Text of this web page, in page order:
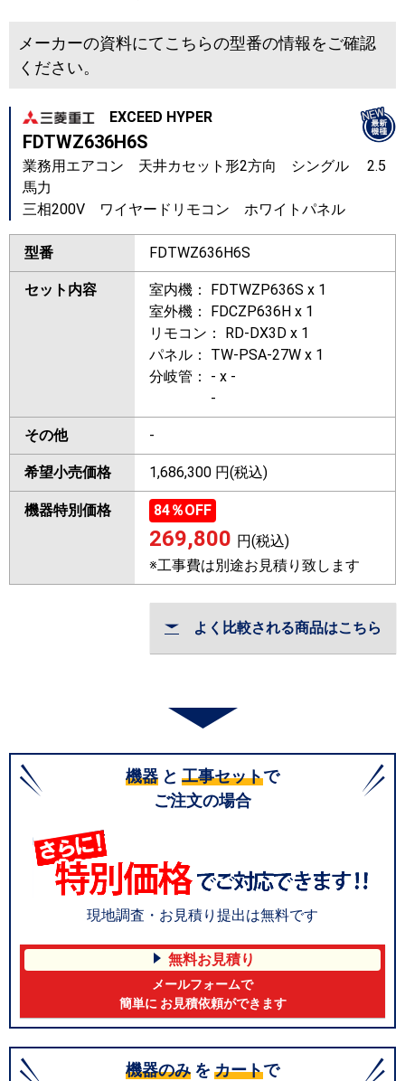
メーカーの資料にてこちらの型番の情報をご確認
ください。
EXCEED HYPER
FDTWZ636H6S
業務用エアコン 天井カセット形2方向 シングル 2.5
馬力
三相200V ワイヤードリモコン ホワイトパネル
型番 FDTWZ636H6S
セット内容
室内機： FDTWZP636S x 1
室外機： FDCZP636H x 1
リモコン： RD-DX3D x 1
パネル： TW-PSA-27W x 1
分岐管： - x -
-
その他 -
希望小売価格 1,686,300 円(税込)
機器特別価格 84％OFF
269,800 円(税込)
※工事費は別途お見積り致します
よく比較される商品はこちら
機器 と 工事セットで
ご注文の場合
現地調査・お見積り提出は無料です
無料お見積り
メールフォームで
簡単に お見積依頼ができます
機器のみ を カートで